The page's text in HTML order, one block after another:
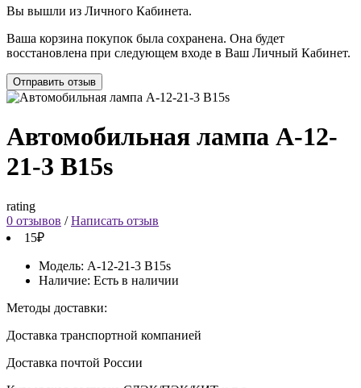
Вы вышли из Личного Кабинета.
Ваша корзина покупок была сохранена. Она будет
восстановлена при следующем входе в Ваш Личный Кабинет.
Отправить отзыв
Автомобильная лампа А-12-
21-3 B15s
rating
0 отзывов /Написать отзыв
15₽
Модель: А-12-21-3 B15s
Наличие: Есть в наличии
Методы доставки:
Доставка транспортной компанией
Доставка почтой России